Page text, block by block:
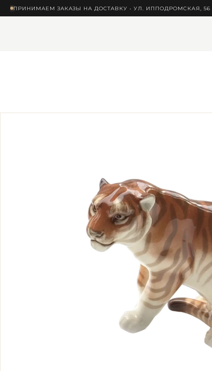
ПРИНИМАЕМ ЗАКАЗЫ НА ДОСТАВКУ • УЛ. ИППОДРОМСКАЯ, 56